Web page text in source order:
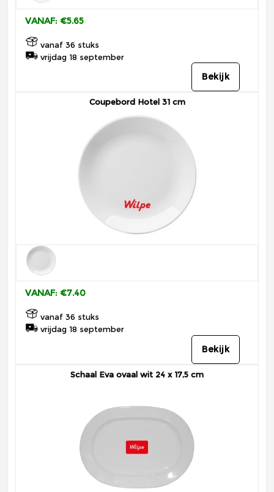
VANAF: €5.65
vanaf 36 stuks
vrijdag 18 september
Bekijk
Coupebord Hotel 31 cm
VANAF: €7.40
vanaf 36 stuks
vrijdag 18 september
Bekijk
Schaal Eva ovaal wit 24 x 17,5 cm